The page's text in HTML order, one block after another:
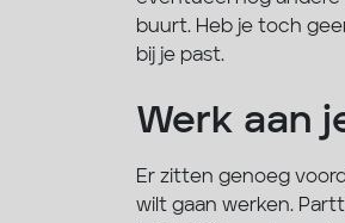
buurt. Heb je toch
bij je past.
Werk aan
Er zitten genoeg
wilt gaan werken.